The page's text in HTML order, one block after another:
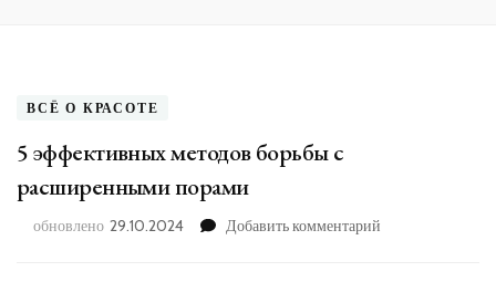
ВСЁ О КРАСОТЕ
5 эффективных методов борьбы с
расширенными порами
обновлено 29.10.2024 Добавить комментарий